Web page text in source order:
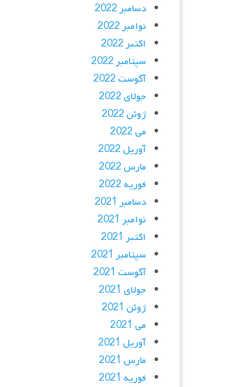
دسامبر 2022
نوامبر 2022
اکتبر 2022
سپتامبر 2022
آگوست 2022
جولای 2022
ژوئن 2022
می 2022
آوریل 2022
مارس 2022
فوریه 2022
دسامبر 2021
نوامبر 2021
اکتبر 2021
سپتامبر 2021
آگوست 2021
جولای 2021
ژوئن 2021
می 2021
آوریل 2021
مارس 2021
فوریه 2021